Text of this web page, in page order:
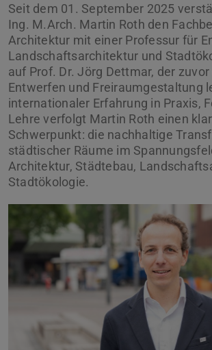
Seit dem 01. September 2025
Ing. M.Arch. Martin Roth den
Architektur mit einer Professur für
Landschaftsarchitektur und
auf Prof. Dr. Jörg Dettmar, der
Entwerfen und Freiraumgestaltung
internationaler Erfahrung in Praxis,
Lehre verfolgt Martin Roth einen
Schwerpunkt: die nachhaltige
städtischer Räume im
Architektur, Städtebau,
Stadtökologie.